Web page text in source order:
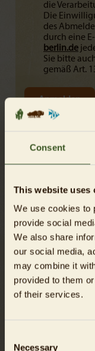
Consent
This website uses
We use cookies to
provide social
We also share
our social media,
may combine it
provided to them
of their services.
Necessary
die
Die
des
durch eine
berlin.de
Sie bitte
gemäß Art.
Anmeldeformular
Hier können Sie
um die
Tierpark Berlin
Schulen, Kitas
Anrede*